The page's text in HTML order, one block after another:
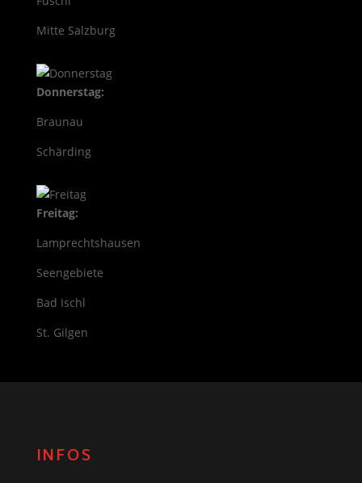
Mitte Salzburg
Donnerstag:
Braunau
Schärding
Freitag:
Lamprechtshausen
Seengebiete
Bad Ischl
St. Gilgen
INFOS